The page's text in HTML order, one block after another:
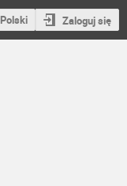
Polski Zaloguj się